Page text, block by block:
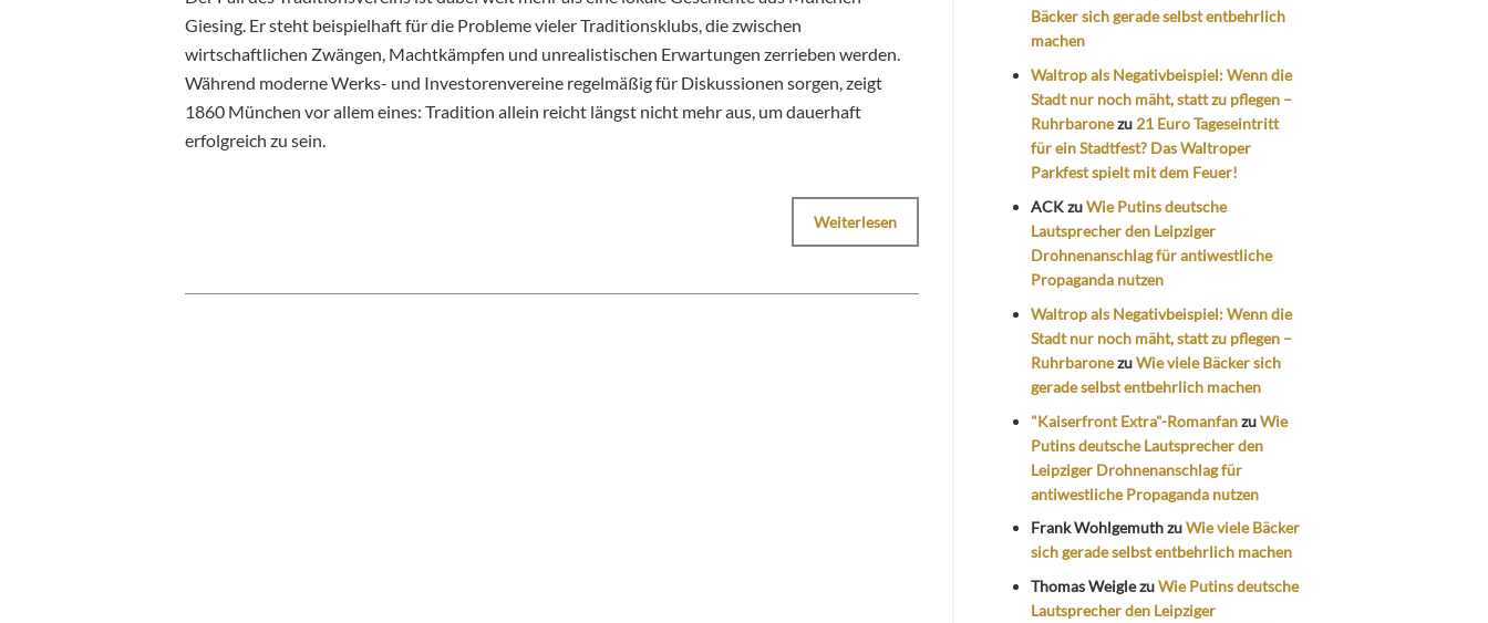
Giesing. Er steht beispielhaft für die Probleme vieler Traditionsklubs, die zwischen
wirtschaftlichen Zwängen, Machtkämpfen und unrealistischen Erwartungen zerrieben werden.
Während moderne Werks- und Investorenvereine regelmäßig für Diskussionen sorgen, zeigt
1860 München vor allem eines: Tradition allein reicht längst nicht mehr aus, um dauerhaft
erfolgreich zu sein.
Weiterlesen
Bäcker sich gerade selbst entbehrlich
machen
Waltrop als Negativbeispiel: Wenn die
Stadt nur noch mäht, statt zu pflegen –
Ruhrbaronezu 21 Euro Tageseintritt
für ein Stadtfest? Das Waltroper
Parkfest spielt mit dem Feuer!
ACKzuWie Putins deutsche
Lautsprecher den Leipziger
Drohnenanschlag für antiwestliche
Propaganda nutzen
Waltrop als Negativbeispiel: Wenn die
Stadt nur noch mäht, statt zu pflegen –
RuhrbaronezuWie viele Bäcker sich
gerade selbst entbehrlich machen
"Kaiserfront Extra"-RomanfanzuWie
Putins deutsche Lautsprecher den
Leipziger Drohnenanschlag für
antiwestliche Propaganda nutzen
Frank WohlgemuthzuWie viele Bäcker
sich gerade selbst entbehrlich machen
Thomas WeiglezuWie Putins deutsche
Lautsprecher den Leipziger